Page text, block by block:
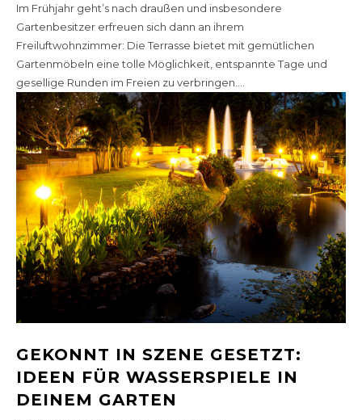
Im Frühjahr geht’s nach draußen und insbesondere
Gartenbesitzer erfreuen sich dann an ihrem
Freiluftwohnzimmer: Die Terrasse bietet mit gemütlichen
Gartenmöbeln eine tolle Möglichkeit, entspannte Tage und
gesellige Runden im Freien zu verbringen....
GEKONNT IN SZENE GESETZT:
IDEEN FÜR WASSERSPIELE IN
DEINEM GARTEN